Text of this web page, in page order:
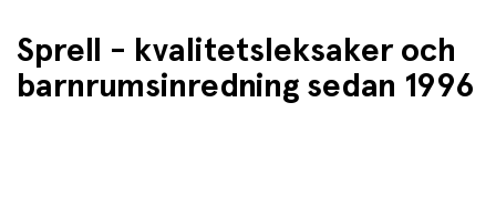
Sprell - kvalitetsleksaker och
barnrumsinredning sedan 1996